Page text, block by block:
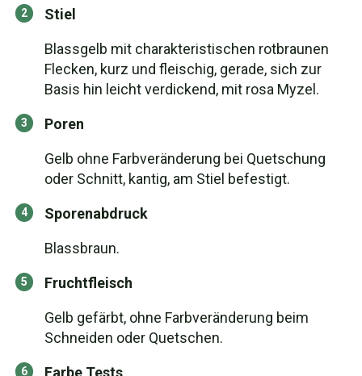
Stiel
Blassgelb mit charakteristischen rotbraunen
Flecken, kurz und fleischig, gerade, sich zur
Basis hin leicht verdickend, mit rosa Myzel.
Poren
Gelb ohne Farbveränderung bei Quetschung
oder Schnitt, kantig, am Stiel befestigt.
Sporenabdruck
Blassbraun.
Fruchtfleisch
Gelb gefärbt, ohne Farbveränderung beim
Schneiden oder Quetschen.
Farbe Tests